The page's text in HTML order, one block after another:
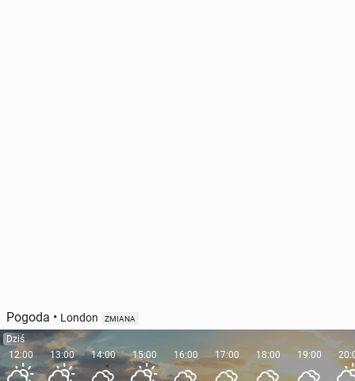
Pogoda • London ZMIANA
Dziś
12:00
13:00 14:00 15:00 16:00 17:00 18:00 19:00